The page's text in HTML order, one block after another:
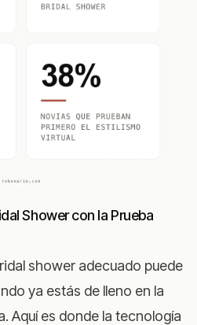
Shower con la Prueba
shower adecuado puede
ya estás de lleno en la
Aquí es donde la tecnología